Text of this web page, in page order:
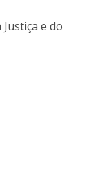
e do